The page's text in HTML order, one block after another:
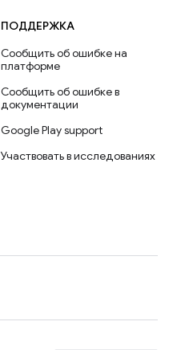
ПОДДЕРЖКА
Сообщить об ошибке на
платформе
Сообщить об ошибке в
документации
Google Play support
Участвовать в исследованиях